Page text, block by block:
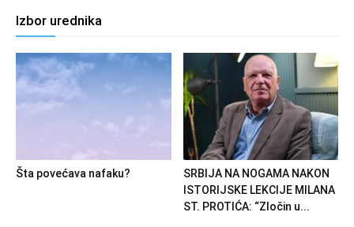
Izbor urednika
Šta povećava nafaku?
SRBIJA NA NOGAMA NAKON
ISTORIJSKE LEKCIJE MILANA
ST. PROTIĆA: “Zločin u...